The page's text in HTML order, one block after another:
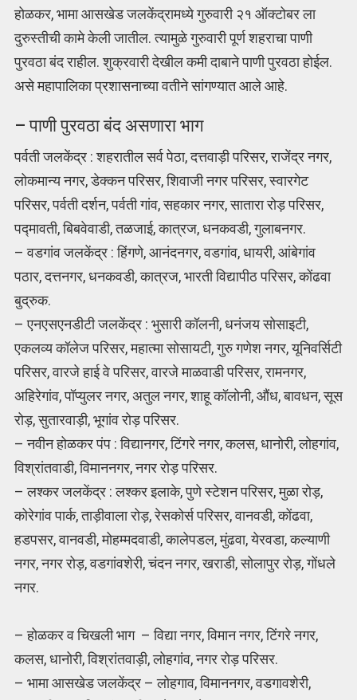
होळकर, भामा आसखेड जलकेंद्रामध्ये गुरुवारी २१ ऑक्टोबर ला
दुरुस्तीची कामे केली जातील. त्यामुळे गुरुवारी पूर्ण शहराचा पाणी
पुरवठा बंद राहील. शुक्रवारी देखील कमी दाबाने पाणी पुरवठा होईल.
असे महापालिका प्रशासनाच्या वतीने सांगण्यात आले आहे.
– पाणी पुरवठा बंद असणारा भाग
पर्वती जलकेंद्र : शहरातील सर्व पेठा, दत्तवाड़ी परिसर, राजेंद्र नगर,
लोकमान्य नगर, डेक्कन परिसर, शिवाजी नगर परिसर, स्वारगेट
परिसर, पर्वती दर्शन, पर्वती गांव, सहकार नगर, सातारा रोड़ परिसर,
पद्मावती, बिबवेवाडी, तळजाई, कात्रज, धनकवडी, गुलाबनगर.
– वडगांव जलकेंद्र : हिंगणे, आनंदनगर, वडगांव, धायरी, आंबेगांव
पठार, दत्तनगर, धनकवडी, कात्रज, भारती विद्यापीठ परिसर, कोंढवा
बुद्रुक.
– एनएसएनडीटी जलकेंद्र : भुसारी कॉलनी, धनंजय सोसाइटी,
एकलव्य कॉलेज परिसर, महात्मा सोसायटी, गुरु गणेश नगर, यूनिवर्सिटी
परिसर, वारजे हाई वे परिसर, वारजे माळवाडी परिसर, रामनगर,
अहिरेगांव, पॉप्युलर नगर, अतुल नगर, शाहू कॉलोनी, औंध, बावधन, सूस
रोड़, सुतारवाड़ी, भूगांव रोड़ परिसर.
– नवीन होळकर पंप : विद्यानगर, टिंगरे नगर, कलस, धानोरी, लोहगांव,
विश्रांतवाडी, विमाननगर, नगर रोड़ परिसर.
– लश्कर जलकेंद्र : लश्कर इलाके, पुणे स्टेशन परिसर, मुळा रोड़,
कोरेगांव पार्क, ताड़ीवाला रोड़, रेसकोर्स परिसर, वानवडी, कोंढवा,
हडपसर, वानवडी, मोहम्मदवाडी, कालेपडल, मुंढवा, येरवडा, कल्याणी
नगर, नगर रोड़, वडगांवशेरी, चंदन नगर, खराडी, सोलापुर रोड़, गोंधले
नगर.
– होळकर व चिखली भाग – विद्या नगर, विमान नगर, टिंगरे नगर,
कलस, धानोरी, विश्रांतवाड़ी, लोहगांव, नगर रोड़ परिसर.
– भामा आसखेड जलकेंद्र – लोहगाव, विमाननगर, वडगावशेरी,